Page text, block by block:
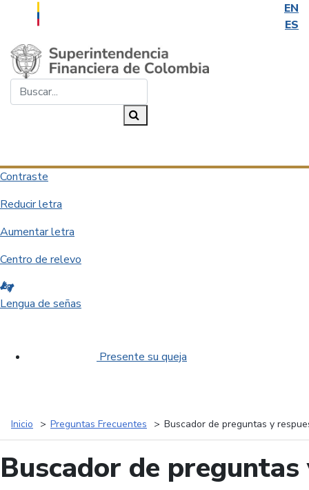
EN
ES
Saltar al contenido principal
Contraste
Reducir letra
Aumentar letra
Centro de relevo
Lengua de señas
Presente su queja
Inicio Preguntas Frecuentes Buscador de preguntas y
Buscador de preguntas